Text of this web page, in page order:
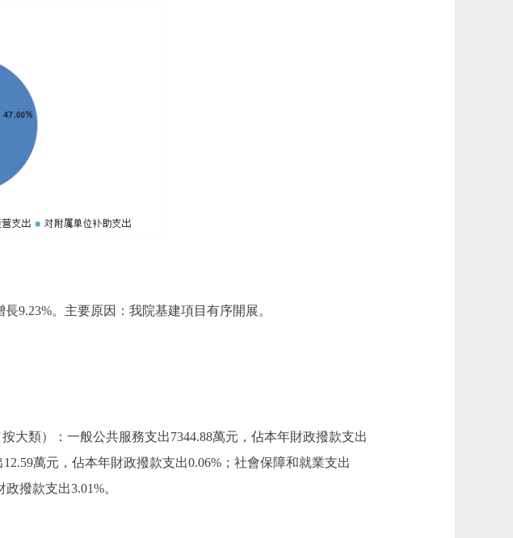
9.23%。主要原因：我院基建項目有序開展。
大類）：一般公共服務支出7344.88萬元，佔本年財政撥款支出
萬元，佔本年財政撥款支出0.06%；社會保障和就業支出
撥款支出3.01%。